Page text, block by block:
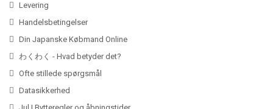
Levering
Handelsbetingelser
Din Japanske Købmand Online
わくわく - Hvad betyder det?
Ofte stillede spørgsmål
Datasikkerhed